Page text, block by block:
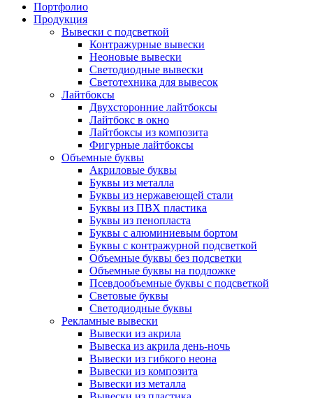
Портфолио
Продукция
Вывески с подсветкой
Контражурные вывески
Неоновые вывески
Светодиодные вывески
Светотехника для вывесок
Лайтбоксы
Двухсторонние лайтбоксы
Лайтбокс в окно
Лайтбоксы из композита
Фигурные лайтбоксы
Объемные буквы
Акриловые буквы
Буквы из металла
Буквы из нержавеющей стали
Буквы из ПВХ пластика
Буквы из пенопласта
Буквы с алюминиевым бортом
Буквы с контражурной подсветкой
Объемные буквы без подсветки
Объемные буквы на подложке
Псевдообъемные буквы с подсветкой
Световые буквы
Светодиодные буквы
Рекламные вывески
Вывески из акрила
Вывеска из акрила день-ночь
Вывески из гибкого неона
Вывески из композита
Вывески из металла